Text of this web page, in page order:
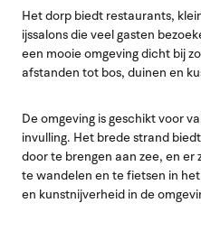
Het dorp biedt restaurants,
ijssalons die veel gasten
een mooie omgeving dicht bij
afstanden tot bos, duinen en
De omgeving is geschikt voor
invulling. Het brede strand
door te brengen aan zee, en er
te wandelen en te fietsen in
en kunstnijverheid in de